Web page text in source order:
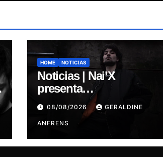
HOME NOTICIAS
Noticias | Nai’X
presenta
“DIMENSIONAL
GODS.
08/08/2026 GERALDINE
ANFRENS